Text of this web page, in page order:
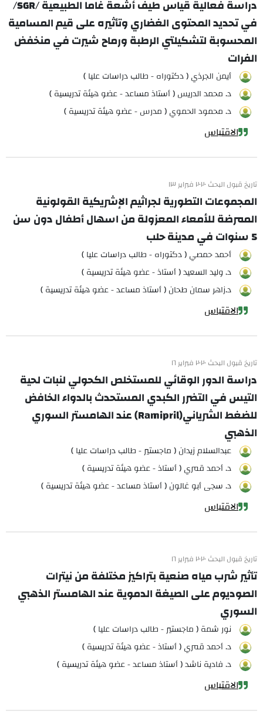
دراسة فعالية قياس طيف أشعة غاما الطبيعية /SGR/
في تحديد المحتوى الغضاري وتأثيره على قيم المسامية
المحسوبة لتشكيلتي الرطبة ورماح شيرت في منخفض
الفرات
أيمن الجرذي ( دكتوراه - طالب دراسات عليا )
د. محمد الدريس ( أستاذ مساعد - عضو هيئة تدريسية )
د. محمود الحموي ( مدرس - عضو هيئة تدريسية )
الاقتباس
تاريخ قبول البحث ٢٠٢٠ فبراير ١٣
المجموعات التطورية لجراثيم الإشريكية القولونية
الممرضة للأمعاء المعزولة من اسهال أطفال دون سن
5 سنوات في مدينة حلب
أحمد حمصي ( دكتوراه - طالب دراسات عليا )
د. وليد السعيد ( أستاذ - عضو هيئة تدريسية )
د.زاهر سمان طحان ( أستاذ مساعد - عضو هيئة تدريسية )
الاقتباس
تاريخ قبول البحث ٢٠٢٠ فبراير ١٦
دراسة الدور الوقائي للمستخلص الكحولي لنبات لحية
التيس في التضرر الكبدي المستحدث بالدواء الخافض
للضغط الشرياني(Ramipril) عند الهامستر السوري
الذهبي
عبدالسلام زيدان ( ماجستير - طالب دراسات عليا )
د. أحمد قمري ( أستاذ - عضو هيئة تدريسية )
د. سجى أبو غالون ( أستاذ مساعد - عضو هيئة تدريسية )
الاقتباس
تاريخ قبول البحث ٢٠٢٠ فبراير ١٦
تأثير شرب مياه صنعية بتراكيز مختلفة من نيترات
الصوديوم على الصيغة الدموية عند الهامستر الذهبي
السوري
نور شمة ( ماجستير - طالب دراسات عليا )
د. أحمد قمري ( أستاذ - عضو هيئة تدريسية )
د. فادية ناشد ( أستاذ مساعد - عضو هيئة تدريسية )
الاقتباس